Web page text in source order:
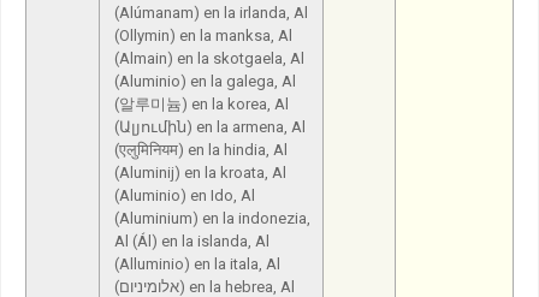
(Alúmanam) en la irlanda, Al
(Ollymin) en la manksa, Al
(Almain) en la skotgaela, Al
(Aluminio) en la galega, Al
(알루미늄) en la korea, Al
(Ալյումին) en la armena, Al
(एलुमिनियम) en la hindia, Al
(Aluminij) en la kroata, Al
(Aluminio) en Ido, Al
(Aluminium) en la indonezia,
Al (Ál) en la islanda, Al
(Alluminio) en la itala, Al
(אלומיניום) en la hebrea, Al